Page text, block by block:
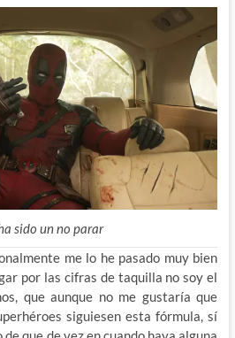
sido un no parar
me lo he pasado muy bien
por las cifras de taquilla no soy el
que aunque no me gustaría que
siguiesen esta fórmula, sí